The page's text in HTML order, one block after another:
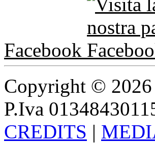
Facebook
Copyright ©
P.Iva
CREDITS |